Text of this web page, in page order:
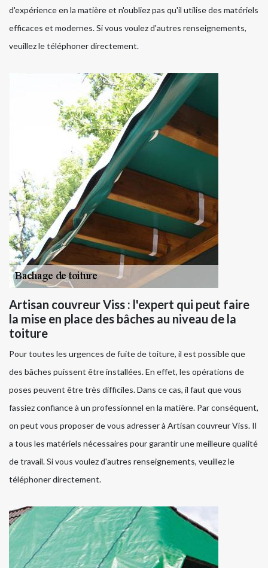
d'expérience en la matière et n'oubliez pas qu'il utilise des matériels
efficaces et modernes. Si vous voulez d'autres renseignements,
veuillez le téléphoner directement.
Artisan couvreur Viss : l'expert qui peut faire
la mise en place des bâches au niveau de la
toiture
Pour toutes les urgences de fuite de toiture, il est possible que
des bâches puissent être installées. En effet, les opérations de
poses peuvent être très difficiles. Dans ce cas, il faut que vous
fassiez confiance à un professionnel en la matière. Par conséquent,
on peut vous proposer de vous adresser à Artisan couvreur Viss. Il
a tous les matériels nécessaires pour garantir une meilleure qualité
de travail. Si vous voulez d'autres renseignements, veuillez le
téléphoner directement.